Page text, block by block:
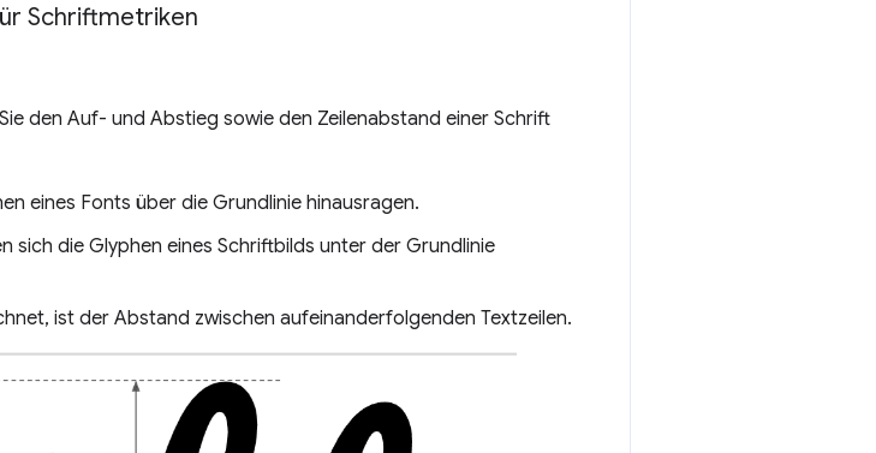
Schriftmetriken
den Auf- und Abstieg sowie den Zeilenabstand einer Schrift
eines Fonts über die Grundlinie hinausragen.
sich die Glyphen eines Schriftbilds unter der Grundlinie
ist der Abstand zwischen aufeinanderfolgenden Textzeilen.